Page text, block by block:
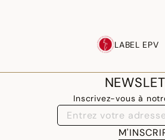
LABEL EPV
Inscrivez-vous à